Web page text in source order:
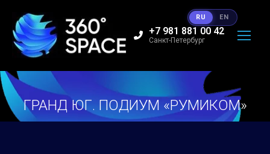
+7 981 881 00 42
Санкт-Петербург
ГРАНД ЮГ. ПОДИУМ «РУМИКОМ»
Вы здесь:
RU EN